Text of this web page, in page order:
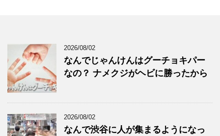
2026/08/02
なんでじゃんけんはグーチョキパー
なの？ ナメクジがヘビに勝ったから
2026/08/02
なんで渋谷に人が集まるようになっ